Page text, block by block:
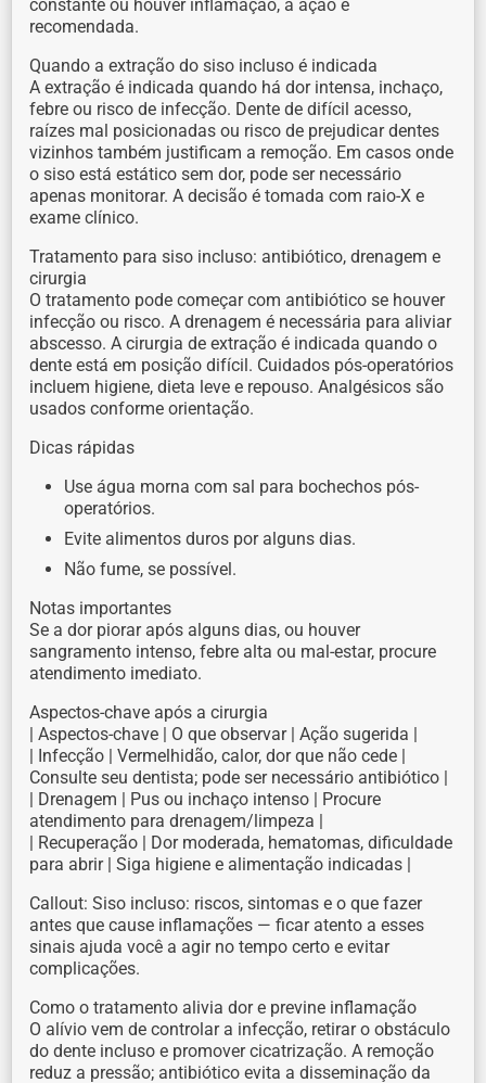
constante ou houver inflamação, a ação é
recomendada.
Quando a extração do siso incluso é indicada
A extração é indicada quando há dor intensa, inchaço,
febre ou risco de infecção. Dente de difícil acesso,
raízes mal posicionadas ou risco de prejudicar dentes
vizinhos também justificam a remoção. Em casos onde
o siso está estático sem dor, pode ser necessário
apenas monitorar. A decisão é tomada com raio-X e
exame clínico.
Tratamento para siso incluso: antibiótico, drenagem e
cirurgia
O tratamento pode começar com antibiótico se houver
infecção ou risco. A drenagem é necessária para aliviar
abscesso. A cirurgia de extração é indicada quando o
dente está em posição difícil. Cuidados pós-operatórios
incluem higiene, dieta leve e repouso. Analgésicos são
usados conforme orientação.
Dicas rápidas
Use água morna com sal para bochechos pós-
operatórios.
Evite alimentos duros por alguns dias.
Não fume, se possível.
Notas importantes
Se a dor piorar após alguns dias, ou houver
sangramento intenso, febre alta ou mal-estar, procure
atendimento imediato.
Aspectos-chave após a cirurgia
| Aspectos-chave | O que observar | Ação sugerida |
| Infecção | Vermelhidão, calor, dor que não cede |
Consulte seu dentista; pode ser necessário antibiótico |
| Drenagem | Pus ou inchaço intenso | Procure
atendimento para drenagem/limpeza |
| Recuperação | Dor moderada, hematomas, dificuldade
para abrir | Siga higiene e alimentação indicadas |
Callout: Siso incluso: riscos, sintomas e o que fazer
antes que cause inflamações — ficar atento a esses
sinais ajuda você a agir no tempo certo e evitar
complicações.
Como o tratamento alivia dor e previne inflamação
O alívio vem de controlar a infecção, retirar o obstáculo
do dente incluso e promover cicatrização. A remoção
reduz a pressão; antibiótico evita a disseminação da